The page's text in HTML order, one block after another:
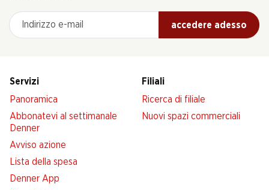
Indirizzo e-mail
accedere adesso
Servizi
Panoramica
Abbonatevi al settimanale
Denner
Avviso azione
Lista della spesa
Denner App
Filiali
Ricerca di filiale
Nuovi spazi commerciali